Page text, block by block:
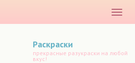
меню
Раскраски
прекрасные разукраски на любой
вкус!